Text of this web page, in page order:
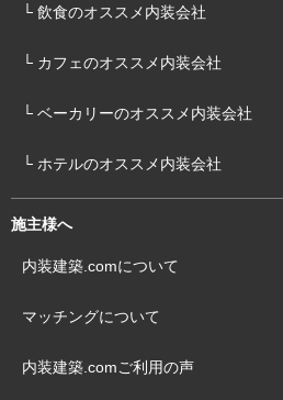
└ 飲食のオススメ内装会社
└ カフェのオススメ内装会社
└ ベーカリーのオススメ内装会社
└ ホテルのオススメ内装会社
施主様へ
内装建築.comについて
マッチングについて
内装建築.comご利用の声